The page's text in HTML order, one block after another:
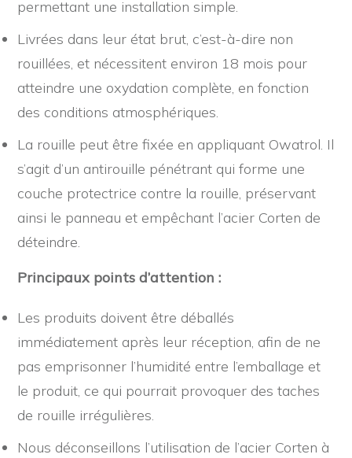
permettant une installation simple.
Livrées dans leur état brut, c’est-à-dire non
rouillées, et nécessitent environ 18 mois pour
atteindre une oxydation complète, en fonction
des conditions atmosphériques.
La rouille peut être fixée en appliquant Owatrol. Il
s’agit d’un antirouille pénétrant qui forme une
couche protectrice contre la rouille, préservant
ainsi le panneau et empêchant l’acier Corten de
déteindre.
Principaux points d’attention :
Les produits doivent être déballés
immédiatement après leur réception, afin de ne
pas emprisonner l’humidité entre l’emballage et
le produit, ce qui pourrait provoquer des taches
de rouille irrégulières.
Nous déconseillons l’utilisation de l’acier Corten à